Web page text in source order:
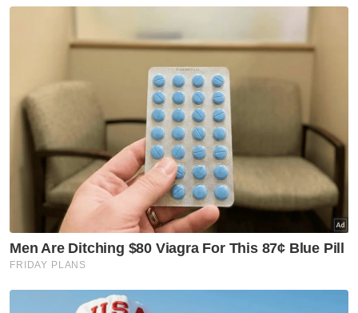
Terengganu, dan Perlis yang berada di
bawah pentadbiran PN menggunakan logo
dan tema Hari Kebangsaan yang berbeza di
Sementara itu, Fahmi meminta semua
jabatan dan agensi di bawah KKD memainkan
lagu 'Tekad Perpaduan Penuhi Harapan' yang
merupakan lagu tema bagi sambutan Hari
Kebangsaan dan Hari Malaysia tahun ini di
premis masing-masing.
"Ia lagu yang menarik dengan melodi yang
baik. Saya harap kerjasama semua agensi